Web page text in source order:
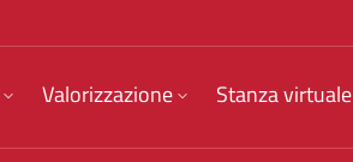
Valorizzazione Stanza virtuale